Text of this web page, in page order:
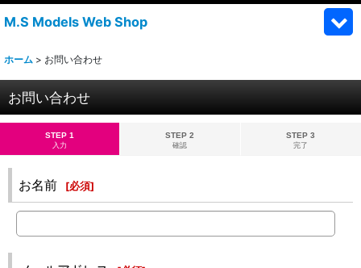
M.S Models Web Shop
ホーム > お問い合わせ
お問い合わせ
STEP 1
入力
STEP 2
確認
STEP 3
完了
お名前 [必須]